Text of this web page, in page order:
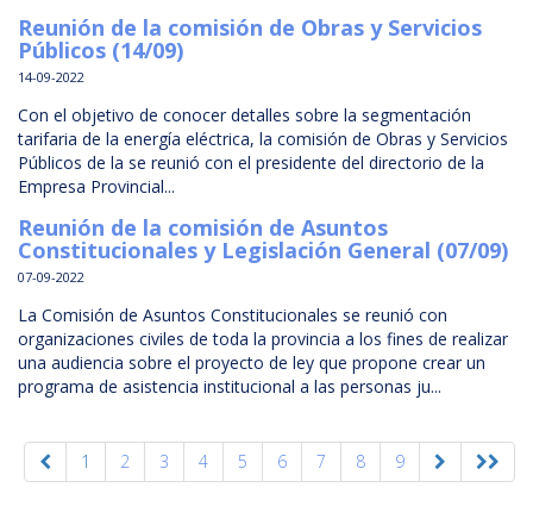
Reunión de la comisión de Obras y Servicios
Públicos (14/09)
14-09-2022
Con el objetivo de conocer detalles sobre la segmentación
tarifaria de la energía eléctrica, la comisión de Obras y Servicios
Públicos de la se reunió con el presidente del directorio de la
Empresa Provincial...
Reunión de la comisión de Asuntos
Constitucionales y Legislación General (07/09)
07-09-2022
La Comisión de Asuntos Constitucionales se reunió con
organizaciones civiles de toda la provincia a los fines de realizar
una audiencia sobre el proyecto de ley que propone crear un
programa de asistencia institucional a las personas ju...
1 2 3 4 5 6 7 8 9